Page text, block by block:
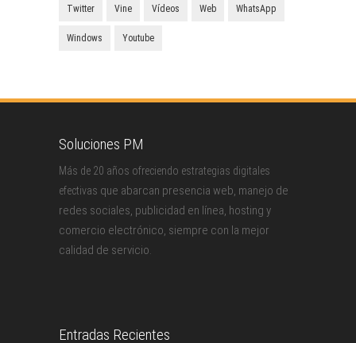
Twitter Vine Vídeos Web WhatsApp
Windows Youtube
Soluciones PM
Más de 20 años ofreciendo estrategias digitales
efectivas que abarcan presencia web, manejo de
redes sociales, publicidad en línea, hosting y
comercio electrónico, siempre con la mejor
calidad de servicio.
Entradas Recientes